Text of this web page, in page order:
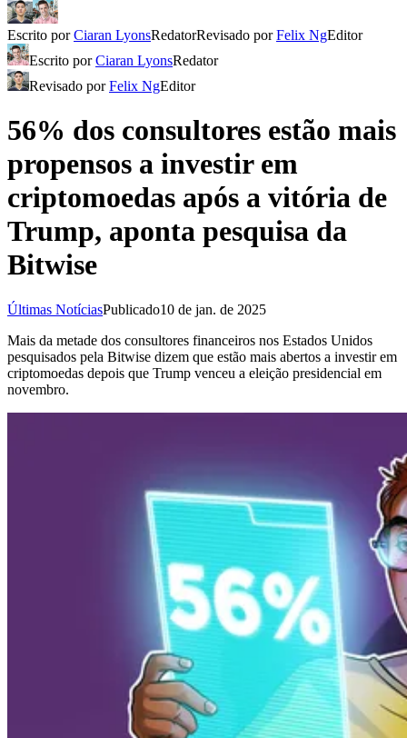
Escrito porCiaran LyonsRedatorRevisado porFelix NgEditor
Escrito porCiaran LyonsRedator
Revisado porFelix NgEditor
56% dos consultores estão mais
propensos a investir em
criptomoedas após a vitória de
Trump, aponta pesquisa da
Bitwise
Últimas NotíciasPublicado10 de jan. de 2025
Mais da metade dos consultores financeiros nos Estados Unidos
pesquisados ​​pela Bitwise dizem que estão mais abertos a investir em
criptomoedas depois que Trump venceu a eleição presidencial em
novembro.